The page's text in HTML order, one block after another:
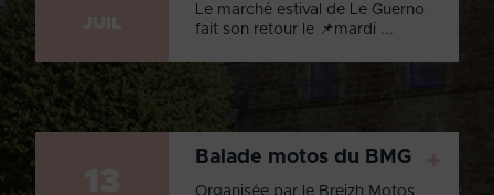
Le marché estival de Le Guerno
fait son retour le 📌mardi ...
Balade motos du BMG
Organisée par le Breizh Motos